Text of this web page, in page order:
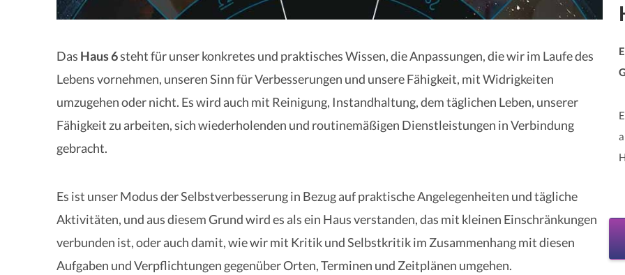
Das Haus 6steht für unser konkretes und praktisches Wissen, die Anpassungen, die wir im Laufe des
Lebens vornehmen, unseren Sinn für Verbesserungen und unsere Fähigkeit, mit Widrigkeiten
umzugehen oder nicht. Es wird auch mit Reinigung, Instandhaltung, dem täglichen Leben, unserer
Fähigkeit zu arbeiten, sich wiederholenden und routinemäßigen Dienstleistungen in Verbindung
gebracht.
Es ist unser Modus der Selbstverbesserung in Bezug auf praktische Angelegenheiten und tägliche
Aktivitäten, und aus diesem Grund wird es als ein Haus verstanden, das mit kleinen Einschränkungen
verbunden ist, oder auch damit, wie wir mit Kritik und Selbstkritik im Zusammenhang mit diesen
Aufgaben und Verpflichtungen gegenüber Orten, Terminen und Zeitplänen umgehen.